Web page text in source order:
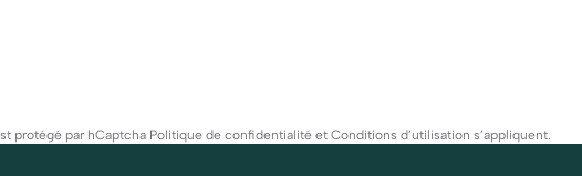
protégé par hCaptcha Politique de confidentialitéet Conditions d’utilisation s’appliquent.